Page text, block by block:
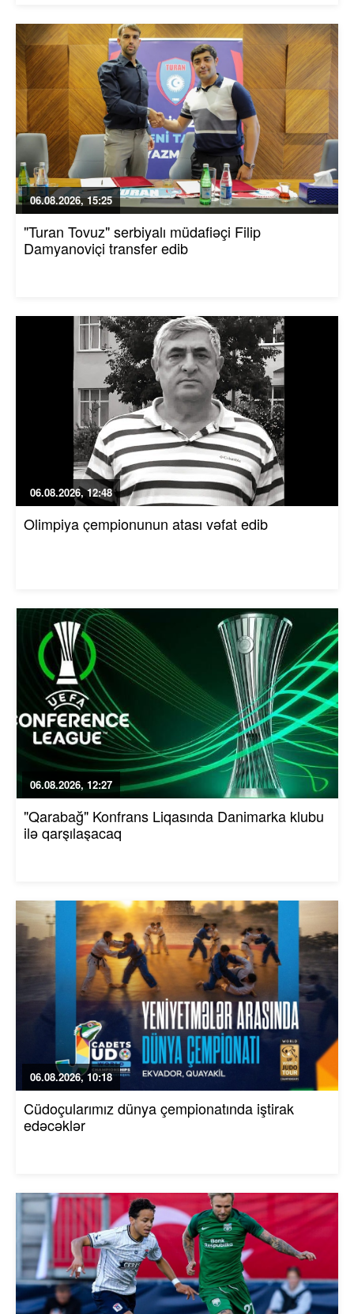
06.08.2026, 15:25
"Turan Tovuz" serbiyalı müdafiəçi Filip
Damyanoviçi transfer edib
06.08.2026, 12:48
Olimpiya çempionunun atası vəfat edib
06.08.2026, 12:27
"Qarabağ" Konfrans Liqasında Danimarka klubu
ilə qarşılaşacaq
06.08.2026, 10:18
Cüdoçularımız dünya çempionatında iştirak
edəcəklər